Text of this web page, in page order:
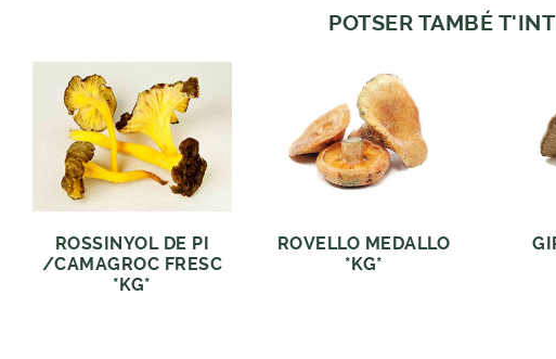
POTSER TAMBÉ
ROSSINYOL DE PI
/CAMAGROC FRESC
*KG*
ROVELLO MEDALLO
*KG*